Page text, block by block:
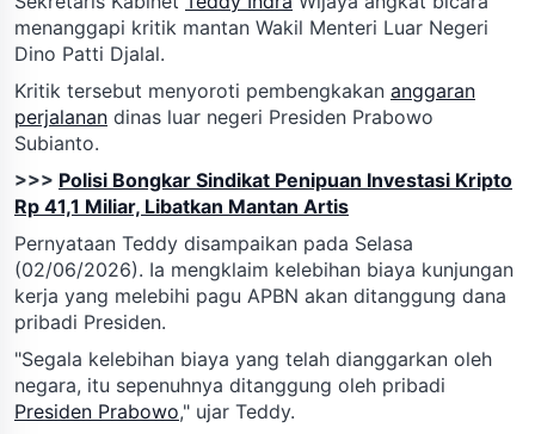
menanggapi kritik mantan Wakil Menteri Luar Negeri
Dino Patti Djalal.
Kritik tersebut menyoroti pembengkakan anggaran
perjalanan dinas luar negeri Presiden Prabowo
Subianto.
>>> Polisi Bongkar Sindikat Penipuan Investasi Kripto
Rp 41,1 Miliar, Libatkan Mantan Artis
Pernyataan Teddy disampaikan pada Selasa
(02/06/2026). Ia mengklaim kelebihan biaya kunjungan
kerja yang melebihi pagu APBN akan ditanggung dana
pribadi Presiden.
"Segala kelebihan biaya yang telah dianggarkan oleh
negara, itu sepenuhnya ditanggung oleh pribadi
Presiden Prabowo," ujar Teddy.